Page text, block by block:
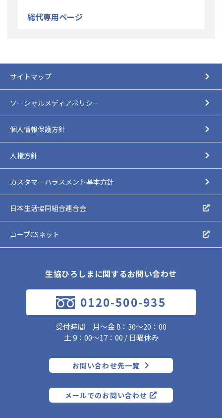
総代専用ページ
サイトマップ
ソーシャルメディアポリシー
個人情報保護方針
人権方針
カスタマーハラスメント基本方針
日本生活協同組合連合会
コープCSネット
生協ひろしまに関するお問い合わせ
0120-500-935
受付時間 月～金 8：30～20：00
土 9：00～17：00 / 日曜休み
お問い合わせ先一覧
メールでのお問い合わせ